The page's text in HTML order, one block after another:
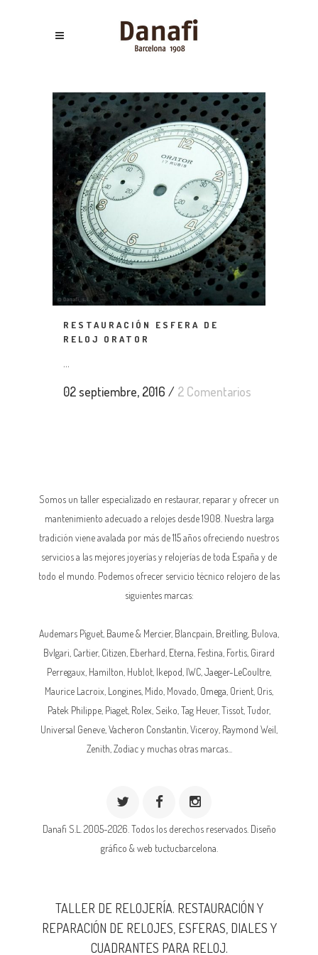
RESTAURACIÓN ESFERA DE
RELOJ ORATOR
...
02 septiembre, 2016 / 2 Comentarios
Somos un taller especializado en restaurar, reparar y ofrecer un
mantenimiento adecuado a relojes desde 1908. Nuestra larga
tradición viene avalada por más de 115 años ofreciendo nuestros
servicios a las mejores joyerías y relojerías de toda España y de
todo el mundo. Podemos ofrecer servicio técnico relojero de las
siguientes marcas:
Audemars Piguet, Baume & Mercier, Blancpain, Breitling , Bulova,
Bvlgari, Cartier, Citizen, Eberhard, Eterna , Festina, Fortis, Girard
Perregaux, Hamilton, Hublot, Ikepod IWC Jaeger-LeCoultre
Maurice Lacroix, Longines , Mido, Movado, Omega , Orient, Oris,
Patek Philippe , Piaget, Rolex , Seiko, Tag Heuer, Tissot, Tudor,
Universal Geneve, Vacheron Constantin , Viceroy, Raymond Weil,
Zenith, Zodiac y muchas otras marcas...
Danafi S.L. 2005-2026. Todos los derechos reservados. Diseño
gráfico & web tuctucbarcelona.
TALLER DE RELOJERÍA. RESTAURACIÓN Y
REPARACIÓN DE RELOJES, ESFERAS, DIALES Y
CUADRANTES PARA RELOJ.